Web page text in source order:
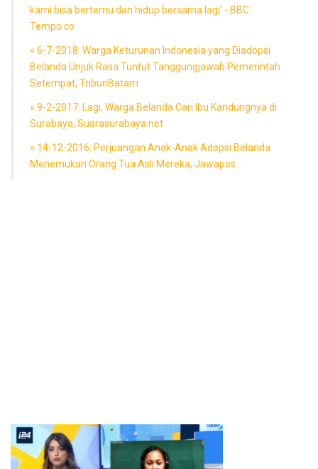
kami bisa bertemu dan hidup bersama lagi' - BBC
Tempo.co
» 6-7-2018: Warga Keturunan Indonesia yang Diadopsi
Belanda Unjuk Rasa Tuntut Tanggungjawab Pemerintah
Setempat, TribunBatam
» 9-2-2017: Lagi, Warga Belanda Cari Ibu Kandungnya di
Surabaya, Suarasurabaya.net
» 14-12-2016: Perjuangan Anak-Anak Adopsi Belanda
Menemukan Orang Tua Asli Mereka, Jawapos